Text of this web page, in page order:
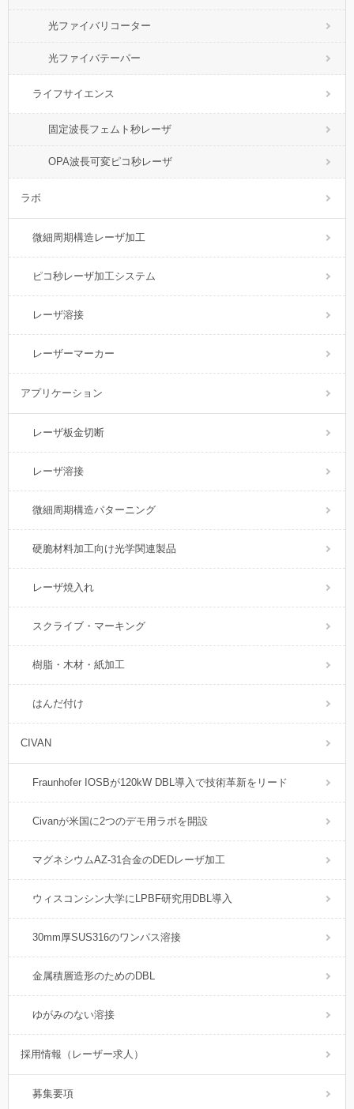
光ファイバリコーター
光ファイバテーパー
ライフサイエンス
固定波長フェムト秒レーザ
OPA波長可変ピコ秒レーザ
ラボ
微細周期構造レーザ加工
ピコ秒レーザ加工システム
レーザ溶接
レーザーマーカー
アプリケーション
レーザ板金切断
レーザ溶接
微細周期構造パターニング
硬脆材料加工向け光学関連製品
レーザ焼入れ
スクライブ・マーキング
樹脂・木材・紙加工
はんだ付け
CIVAN
Fraunhofer IOSBが120kW DBL導入で技術革新をリード
Civanが米国に2つのデモ用ラボを開設
マグネシウムAZ-31合金のDEDレーザ加工
ウィスコンシン大学にLPBF研究用DBL導入
30mm厚SUS316のワンパス溶接
金属積層造形のためのDBL
ゆがみのない溶接
採用情報（レーザー求人）
募集要項